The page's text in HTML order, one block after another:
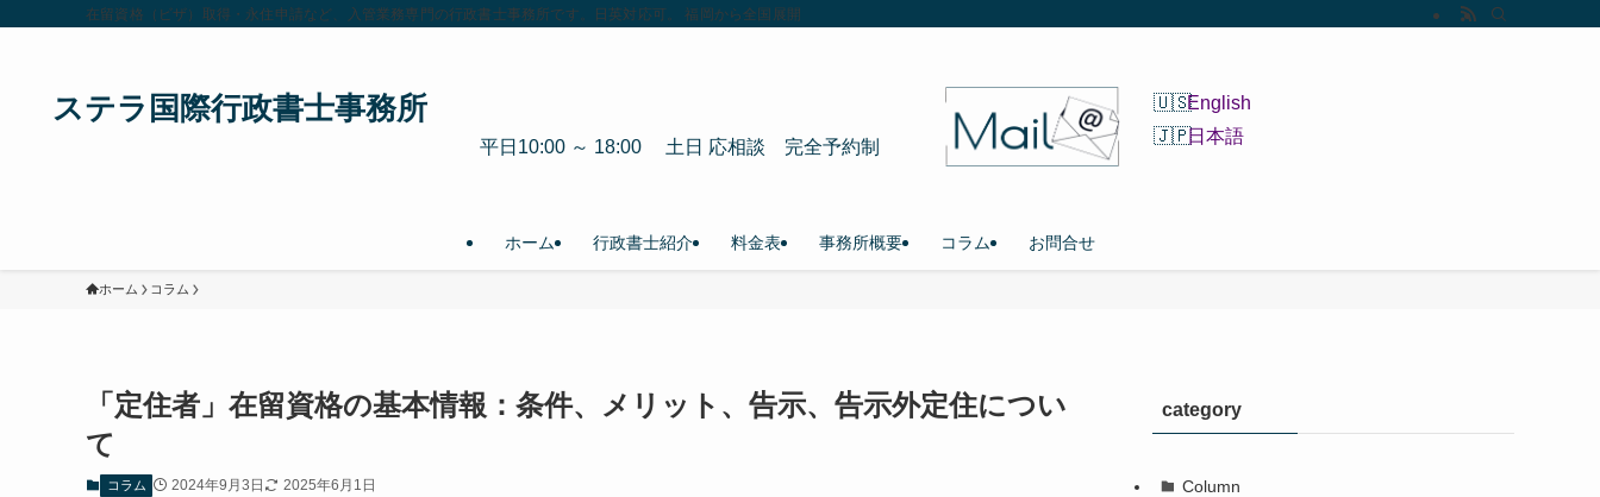
在留資格（ビザ）取得・永住申請など、入管業務専門の行政書士事務所です。日英対応可。 福岡から全国展開中。
ホーム 行政書士紹介 料金表 事務所概要 コラム お問合せ
ステラ国際行政書士事務所
平日10:00 ～ 18:00 土日 応相談 完全予約制
English
日本語
ホーム コラム
「定住者」在留資格の基本情報：条件、メリット、告示、告示外定住につい
て
コラム 2024年9月3日 2025年6月1日
category
Column